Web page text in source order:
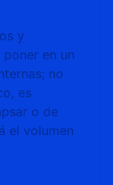
y
en un
no
es
o de
el volumen